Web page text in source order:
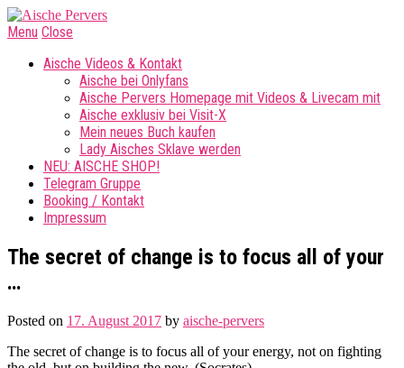
Menu Close
Aische Videos & Kontakt
Aische bei Onlyfans
Aische Pervers Homepage mit Videos & Livecam mit
Aische exklusiv bei Visit-X
Mein neues Buch kaufen
Lady Aisches Sklave werden
NEU: AISCHE SHOP!
Telegram Gruppe
Booking / Kontakt
Impressum
The secret of change is to focus all of your
…
Posted on 17. August 2017 by aische-pervers
The secret of change is to focus all of your energy, not on fighting